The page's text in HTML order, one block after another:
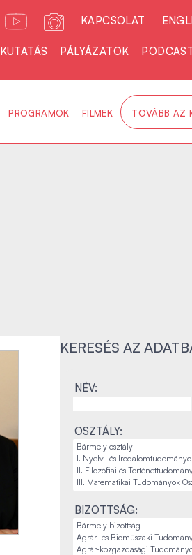
KAPCSOLAT
KUTATÁS PÁLYÁZATOK
PROGRAMOK FILMEK TOVÁBB AZ
KERESÉS AZ
NÉV:
OSZTÁLY:
BIZOTTSÁG: